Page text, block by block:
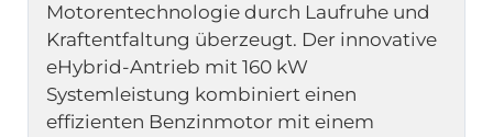
Motorentechnologie durch Laufruhe und
Kraftentfaltung überzeugt. Der innovative
eHybrid-Antrieb mit 160 kW
Systemleistung kombiniert einen
effizienten Benzinmotor mit einem